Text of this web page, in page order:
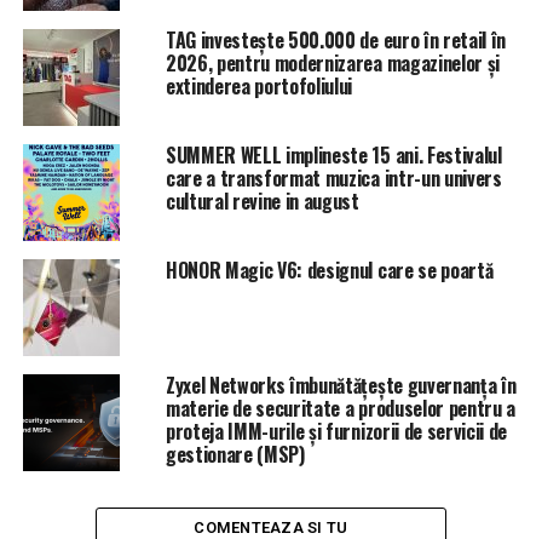
Nemulţumirile au pornit de la iniţiativa ministrului
Transporturilor, Lucian Șova, care vrea, prin proietul de
Ordin de ministru pentru modificarea regulilor de
atribuire a licenţelor de transport rutier de persoane, să
schimbe regulile jocului în timpul jocului.
ARTICOLE PE ACEIASI TEMA: PRIMA
URMATORUL
FOTO Țeapa asta a revenit în forță și Poliția nu are ce
face! Mii de familii de români au fost distruse din cauza
ei | Sibiul de AZI
NU RATATI
Grafice. Ce a promis PSD și ce a realizat. Strategul
economic al partidului spune totul, pe șleau | Sibiul de
TAG investește 500.000 de euro în retail în
2026, pentru modernizarea magazinelor și
extinderea portofoliului
SUMMER WELL implineste 15 ani. Festivalul
care a transformat muzica intr-un univers
cultural revine in august
HONOR Magic V6: designul care se poartă
Zyxel Networks îmbunătățește guvernanța în
materie de securitate a produselor pentru a
proteja IMM-urile și furnizorii de servicii de
gestionare (MSP)
COMENTEAZA SI TU